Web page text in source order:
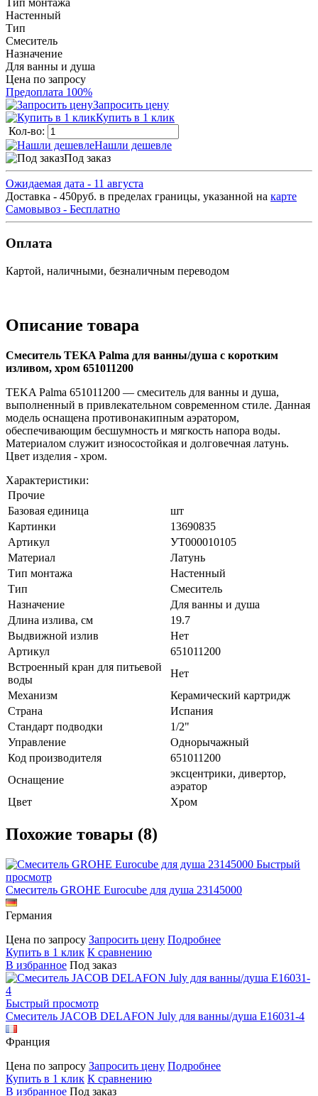
Настенный
Тип
Смеситель
Назначение
Для ванны и душа
Цена по запросу
Предоплата 100%
Запросить цену
Купить в 1 клик
Кол-во:
Нашли дешевле
Под заказ
Ожидаемая дата - 11 августа
Доставка - 450руб. в пределах границы, указанной на карте
Самовывоз - Бесплатно
Оплата
Картой, наличными, безналичным переводом
Описание товара
Смеситель TEKA Palma для ванны/душа с коротким
изливом, хром 651011200
TEKA Palma 651011200 — смеситель для ванны и душа,
выполненный в привлекательном современном стиле. Данная
модель оснащена противонакипным аэратором,
обеспечивающим бесшумность и мягкость напора воды.
Материалом служит износостойкая и долговечная латунь.
Цвет изделия - хром.
Характеристики:
Прочие
Базовая единица
шт
Картинки
13690835
Артикул
УТ000010105
Материал
Латунь
Тип монтажа
Настенный
Тип
Смеситель
Назначение
Для ванны и душа
Длина излива, см
19.7
Выдвижной излив
Нет
Артикул
651011200
Встроенный кран для питьевой
воды
Нет
Механизм
Керамический картридж
Страна
Испания
Стандарт подводки
1/2"
Управление
Однорычажный
Код производителя
651011200
Оснащение
эксцентрики, дивертор,
аэратор
Цвет
Хром
Похожие товары (8)
Быстрый
просмотр
Смеситель GROHE Eurocube для душа 23145000
Германия
Цена по запросу Запросить цену Подробнее
Купить в 1 клик К сравнению
В избранное Под заказ
Быстрый просмотр
Смеситель JACOB DELAFON July для ванны/душа E16031-4
Франция
Цена по запросу Запросить цену Подробнее
Купить в 1 клик К сравнению
В избранное Под заказ